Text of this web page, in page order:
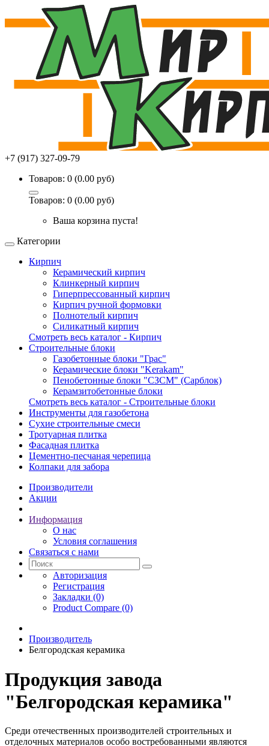
+7 (917) 327-09-79
Товаров: 0 (0.00 руб)
Товаров: 0 (0.00 руб)
Ваша корзина пуста!
Категории
Кирпич
Керамический кирпич
Клинкерный кирпич
Гиперпрессованный кирпич
Кирпич ручной формовки
Полнотелый кирпич
Силикатный кирпич
Смотреть весь каталог - Кирпич
Строительные блоки
Газобетонные блоки "Грас"
Керамические блоки "Kerakam"
Пенобетонные блоки "СЗСМ" (Сарблок)
Керамзитобетонные блоки
Смотреть весь каталог - Строительные блоки
Инструменты для газобетона
Сухие строительные смеси
Тротуарная плитка
Фасадная плитка
Цементно-песчаная черепица
Колпаки для забора
Производители
Акции
Информация
О нас
Условия соглашения
Связаться с нами
Авторизация
Регистрация
Закладки (0)
Product Compare (0)
Производитель
Белгородская керамика
Продукция завода
"Белгородская керамика"
Среди отечественных производителей строительных и
отделочных материалов особо востребованными являются